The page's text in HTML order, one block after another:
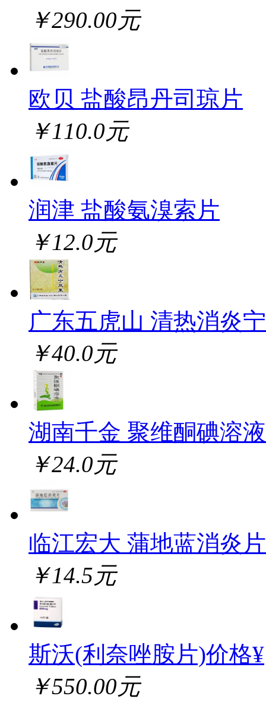
￥290.00元
欧贝 盐酸昂丹司琼片
￥110.0元
润津 盐酸氨溴索片
￥12.0元
广东五虎山 清热消炎
￥40.0元
湖南千金 聚维酮碘溶液
￥24.0元
临江宏大 蒲地蓝消炎片
￥14.5元
斯沃(利奈唑胺片)价格¥
￥550.00元